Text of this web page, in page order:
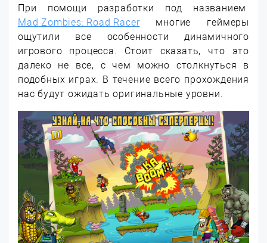
При помощи разработки под названием
Mad Zombies: Road Racerмногие геймеры
ощутили все особенности динамичного
игрового процесса. Стоит сказать, что это
далеко не все, с чем можно столкнуться в
подобных играх. В течение всего прохождения
нас будут ожидать оригинальные уровни.